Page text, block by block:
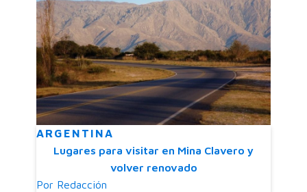
ARGENTINA
Lugares para visitar en Mina Clavero y
volver renovado
Por Redacción